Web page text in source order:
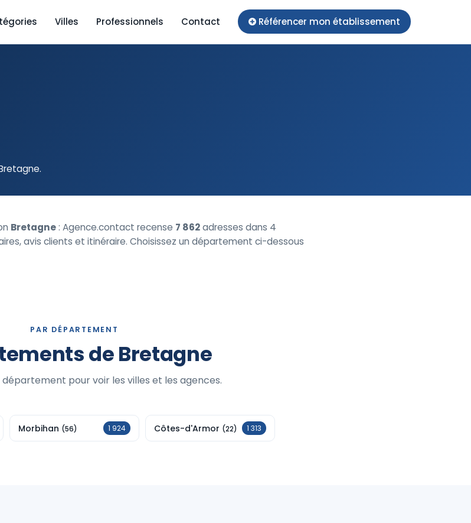
Villes Professionnels Contact Référencer mon établissement
Bretagne: Agence.contact recense 7 862adresses dans 4
avis clients et itinéraire. Choisissez un département ci-dessous
PAR DÉPARTEMENT
de Bretagne
pour voir les villes et les agences.
Morbihan (56) 1 924 Côtes-d'Armor (22) 1 313